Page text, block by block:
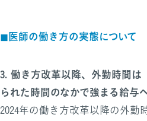
◼︎医師の働き方の実態について
3. 働き方改革以降、外勤時間は
られた時間のなかで強まる給与
2024年の働き方改革以降の外勤